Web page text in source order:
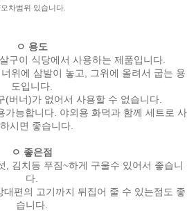
차범위 있습니다.
ㅇ 용도
구이 식당에서 사용하는 제품입니다.
위에 삼발이 놓고, 그위에 올려서 굽는 용
도입니다.
(버너)가 없어서 사용할 수 없습니다.
가능합니다. 야외용 화덕과 함께 세트로 사
시면 좋습니다.
ㅇ 좋은점
, 김치등 푸짐~하게 구울수 있어서 좋습니
다.
편의 고기까지 뒤집어 줄 수 있는점도 좋
습니다.